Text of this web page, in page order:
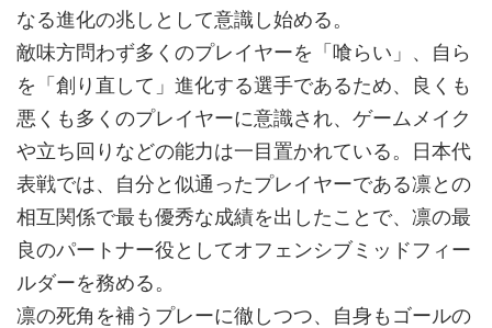
なる進化の兆しとして意識し始める。
敵味方問わず多くのプレイヤーを「喰らい」、自ら
を「創り直して」進化する選手であるため、良くも
悪くも多くのプレイヤーに意識され、ゲームメイク
や立ち回りなどの能力は一目置かれている。日本代
表戦では、自分と似通ったプレイヤーである凛との
相互関係で最も優秀な成績を出したことで、凛の最
良のパートナー役としてオフェンシブミッドフィー
ルダーを務める。
凛の死角を補うプレーに徹しつつ、自身もゴールの